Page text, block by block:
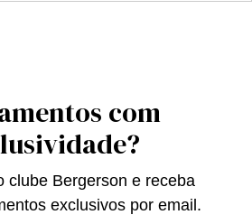
com
clube Bergerson e receba
exclusivos por email.